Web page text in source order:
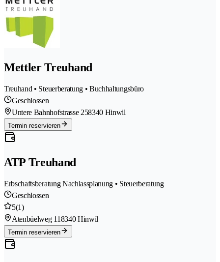
Mettler Treuhand
Treuhand • Steuerberatung • Buchhaltungsbüro
Geschlossen
Untere Bahnhofstrasse 258340 Hinwil
Termin reservieren
ATP Treuhand
Erbschaftsberatung Nachlassplanung • Steuerberatung
Geschlossen
5(1)
Atenbüelweg 118340 Hinwil
Termin reservieren